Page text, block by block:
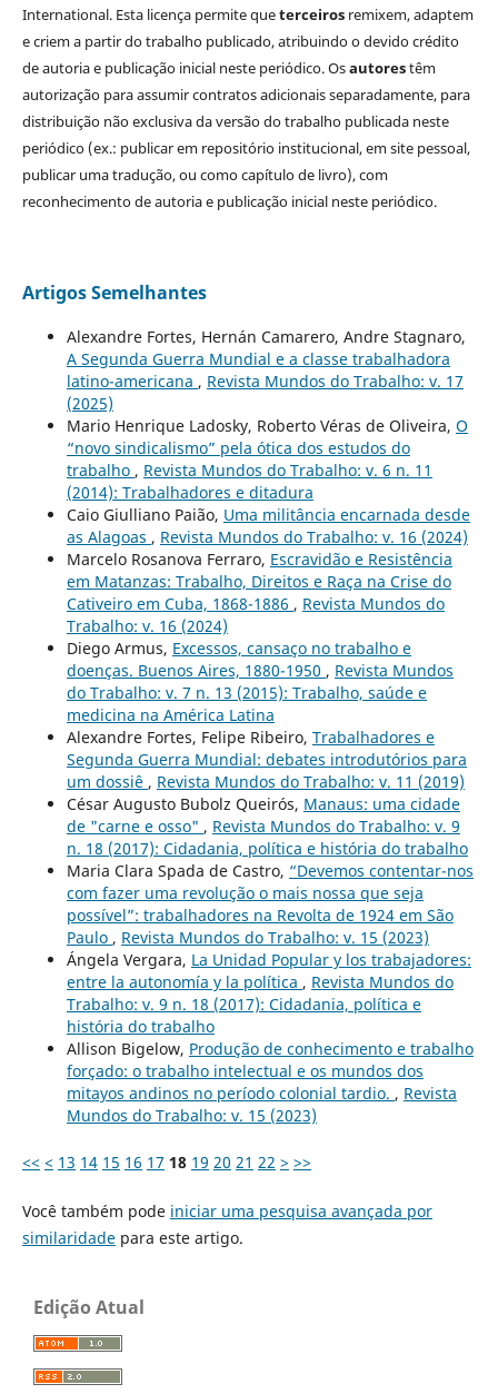
International. Esta licença permite queterceirosremixem, adaptem
e criem a partir do trabalho publicado, atribuindo o devido crédito
de autoria e publicação inicial neste periódico. Osautorestêm
autorização para assumir contratos adicionais separadamente, para
distribuição não exclusiva da versão do trabalho publicada neste
periódico (ex.: publicar em repositório institucional, em site pessoal,
publicar uma tradução, ou como capítulo de livro), com
reconhecimento de autoria e publicação inicial neste periódico.
Artigos Semelhantes
Alexandre Fortes, Hernán Camarero, Andre Stagnaro,
A Segunda Guerra Mundial e a classe trabalhadora
latino-americana , Revista Mundos do Trabalho: v. 17
(2025)
Mario Henrique Ladosky, Roberto Véras de Oliveira, O
“novo sindicalismo” pela ótica dos estudos do
trabalho , Revista Mundos do Trabalho: v. 6 n. 11
(2014): Trabalhadores e ditadura
Caio Giulliano Paião, Uma militância encarnada desde
as Alagoas , Revista Mundos do Trabalho: v. 16 (2024)
Marcelo Rosanova Ferraro, Escravidão e Resistência
em Matanzas: Trabalho, Direitos e Raça na Crise do
Cativeiro em Cuba, 1868-1886 , Revista Mundos do
Trabalho: v. 16 (2024)
Diego Armus, Excessos, cansaço no trabalho e
doenças. Buenos Aires, 1880-1950 , Revista Mundos
do Trabalho: v. 7 n. 13 (2015): Trabalho, saúde e
medicina na América Latina
Alexandre Fortes, Felipe Ribeiro, Trabalhadores e
Segunda Guerra Mundial: debates introdutórios para
um dossiê , Revista Mundos do Trabalho: v. 11 (2019)
César Augusto Bubolz Queirós, Manaus: uma cidade
de "carne e osso" , Revista Mundos do Trabalho: v. 9
n. 18 (2017): Cidadania, política e história do trabalho
Maria Clara Spada de Castro, “Devemos contentar-nos
com fazer uma revolução o mais nossa que seja
possível”: trabalhadores na Revolta de 1924 em São
Paulo , Revista Mundos do Trabalho: v. 15 (2023)
Ángela Vergara, La Unidad Popular y los trabajadores:
entre la autonomía y la política , Revista Mundos do
Trabalho: v. 9 n. 18 (2017): Cidadania, política e
história do trabalho
Allison Bigelow, Produção de conhecimento e trabalho
forçado: o trabalho intelectual e os mundos dos
mitayos andinos no período colonial tardio. , Revista
Mundos do Trabalho: v. 15 (2023)
<< < 13 14 15 16 17 18 19 20 21 22 > >>
Você também pode iniciar uma pesquisa avançada por
similaridadepara este artigo.
Edição Atual